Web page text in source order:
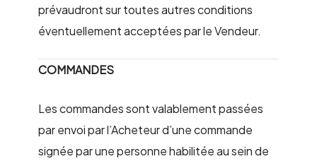
prévaudront sur toutes autres conditions
éventuellement acceptées par le Vendeur.
COMMANDES
Les commandes sont valablement passées
par envoi par l’Acheteur d’une commande
signée par une personne habilitée au sein de